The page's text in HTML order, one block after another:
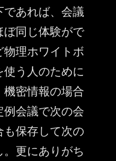
あれば、会議
同じ体験がで
理ホワイトボ
う人のために
密情報の場合
会議で次の会
保存して次の
更にありがち